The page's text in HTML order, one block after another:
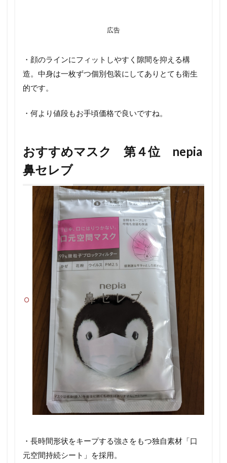
広告
・顔のラインにフィットしやすく隙間を抑える構
造。中身は一枚ずつ個別包装にしてありとても衛生
的です。
・何より値段もお手頃価格で良いですね。
おすすめマスク 第４位 nepia
鼻セレブ
・長時間形状をキープする強さをもつ独自素材「口
元空間持続シート」を採用。